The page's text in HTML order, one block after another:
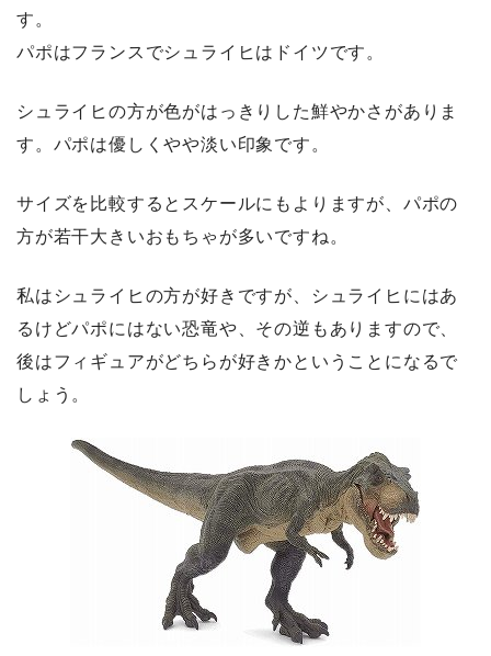
す。
パポはフランスでシュライヒはドイツです。
シュライヒの方が色がはっきりした鮮やかさがありま
す。パポは優しくやや淡い印象です。
サイズを比較するとスケールにもよりますが、パポの
方が若干大きいおもちゃが多いですね。
私はシュライヒの方が好きですが、シュライヒにはあ
るけどパポにはない恐竜や、その逆もありますので、
後はフィギュアがどちらが好きかということになるで
しょう。